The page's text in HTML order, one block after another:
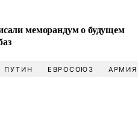
меморандум о будущем
ПУТИН ЕВРОСОЮЗ